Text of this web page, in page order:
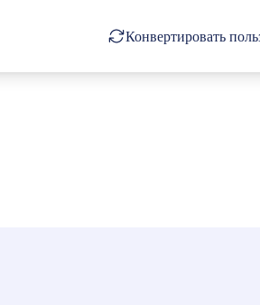
Конвертировать